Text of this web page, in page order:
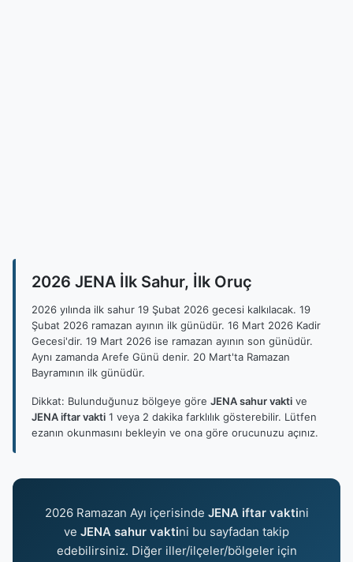
2026 JENA İlk Sahur, İlk Oruç
2026 yılında ilk sahur 19 Şubat 2026 gecesi kalkılacak. 19
Şubat 2026 ramazan ayının ilk günüdür. 16 Mart 2026 Kadir
Gecesi'dir. 19 Mart 2026 ise ramazan ayının son günüdür.
Aynı zamanda Arefe Günü denir. 20 Mart'ta Ramazan
Bayramının ilk günüdür.
Dikkat: Bulunduğunuz bölgeye göre JENA sahur vakti ve
JENA iftar vakti 1 veya 2 dakika farklılık gösterebilir. Lütfen
ezanın okunmasını bekleyin ve ona göre orucunuzu açınız.
2026 Ramazan Ayı içerisinde JENA iftar vaktini
ve JENA sahur vaktini bu sayfadan takip
edebilirsiniz. Diğer iller/ilçeler/bölgeler için